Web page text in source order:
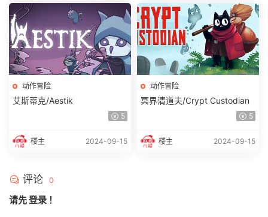
动作冒险
艾斯蒂克/Aestik
5
楼主 2024-09-15
动作冒险
冥界清道夫/Crypt Custodian
5
楼主 2024-09-15
评论 0
请先登录 ！